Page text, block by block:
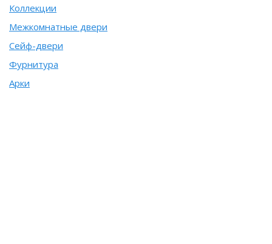
Коллекции
Межкомнатные двери
Сейф-двери
Фурнитура
Арки